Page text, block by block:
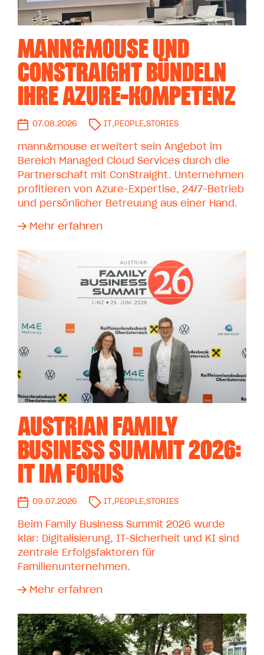
MANN&MOUSE UND
CONSTRAIGHT BÜNDELN
IHRE AZURE-KOMPETENZ
07.08.2026 IT , PEOPLE,STORIES
mann&mouse erweitert sein Angebot im
Bereich Managed Cloud Services durch die
Partnerschaft mit ConStraight. Unternehmen
profitieren von Azure-Expertise, 24/7-Betrieb
und persönlicher Betreuung aus einer Hand.
Mehr erfahren
AUSTRIAN FAMILY
BUSINESS SUMMIT 2026:
IT IM FOKUS
09.07.2026 IT , PEOPLE,STORIES
Beim Family Business Summit 2026 wurde
klar: Digitalisierung, IT-Sicherheit und KI sind
zentrale Erfolgsfaktoren für
Familienunternehmen.
Mehr erfahren